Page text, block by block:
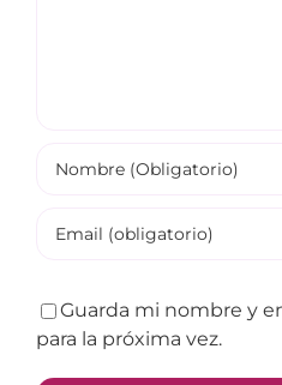
Guarda mi nombre y
para la próxima vez.